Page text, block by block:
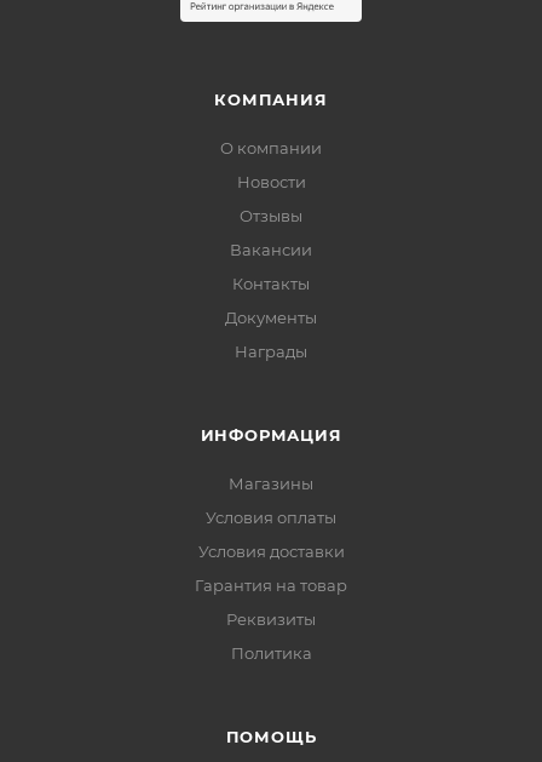
КОМПАНИЯ
О компании
Новости
Отзывы
Вакансии
Контакты
Документы
Награды
ИНФОРМАЦИЯ
Магазины
Условия оплаты
Условия доставки
Гарантия на товар
Реквизиты
Политика
ПОМОЩЬ